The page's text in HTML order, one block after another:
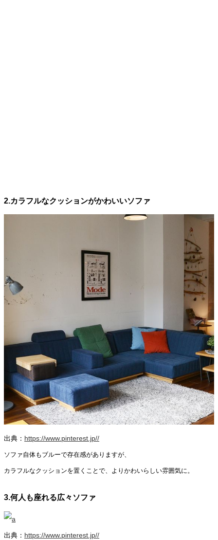
2.カラフルなクッションがかわいいソファ
出典： https://www.pinterest.jp//
ソファ自体もブルーで存在感がありますが、
カラフルなクッションを置くことで、よりかわいらしい雰囲気に。
3.何人も座れる広々ソファ
出典： https://www.pinterest.jp//